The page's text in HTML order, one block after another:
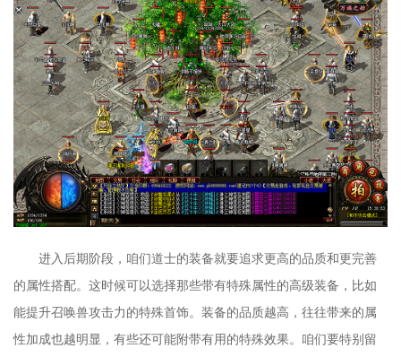
进入后期阶段，咱们道士的装备就要追求更高的品质和更完善
的属性搭配。这时候可以选择那些带有特殊属性的高级装备，比如
能提升召唤兽攻击力的特殊首饰。装备的品质越高，往往带来的属
性加成也越明显，有些还可能附带有用的特殊效果。咱们要特别留